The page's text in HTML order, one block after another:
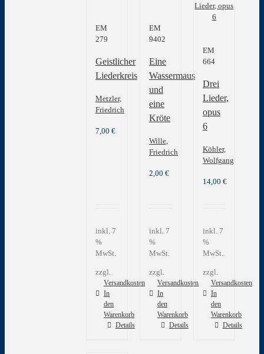
EM
279
Geistlicher
Liederkreis
Metzler,
Friedrich
7,00 €
inkl. 7
%
MwSt.
zzgl.
Versandkosten
In
den
Warenkorb
Details
EM
9402
Eine
Wassermaus
und
eine
Kröte
Wille,
Friedrich
2,00 €
inkl. 7
%
MwSt.
zzgl.
Versandkosten
In
den
Warenkorb
Details
EM
664
Drei
Lieder,
opus
6
Köhler,
Wolfgang
14,00 €
inkl. 7
%
MwSt.
zzgl.
Versandkosten
In
den
Warenkorb
Details